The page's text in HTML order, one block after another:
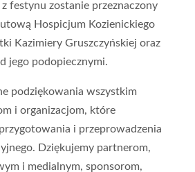
festynu zostanie przeznaczony
Hospicjum Kozienickiego
Kazimiery Gruszczyńskiej oraz
jego podopiecznymi.
podziękowania wszystkim
i organizacjom, które
i przeprowadzenia
Dziękujemy partnerom,
i medialnym, sponsorom,